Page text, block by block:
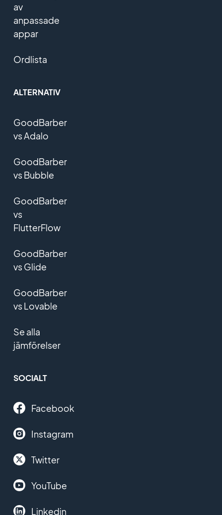
av
anpassade
appar
Ordlista
ALTERNATIV
GoodBarber
vs Adalo
GoodBarber
vs Bubble
GoodBarber
vs
FlutterFlow
GoodBarber
vs Glide
GoodBarber
vs Lovable
Se alla
jämförelser
SOCIALT
Facebook
Instagram
Twitter
YouTube
Linkedin